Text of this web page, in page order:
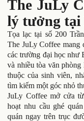
The JuLy
lý tưởng tại
Tọa lạc tại số 200
The JuLy Coffee mang
các trường đại học như
và nhiều tòa văn
thuộc của sinh viên,
tìm kiếm một góc nhỏ
JuLy Coffee mở cửa
hoạt nhu cầu ghé
quán ngay trên trục